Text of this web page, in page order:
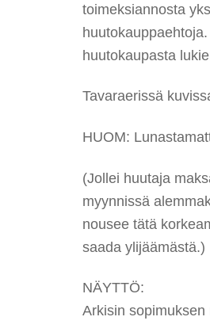
toimeksiannosta
huutokaupasta
Tavaraerissä
HUOM:
(Jollei huutaja
myynnissä
nousee tätä
saada ylijäämästä.)
NÄYTTÖ:
Arkisin sopimuksen